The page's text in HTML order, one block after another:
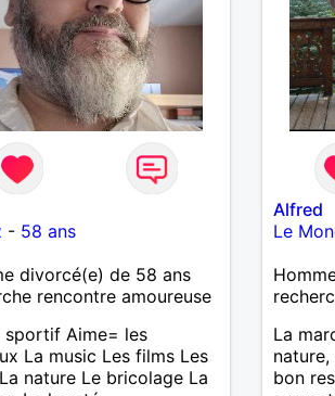
- 58 ans
divorcé(e) de 58 ans
rencontre amoureuse
sportif Aime= les
La music Les films Les
nature Le bricolage La
Alfred
Le
La
bon